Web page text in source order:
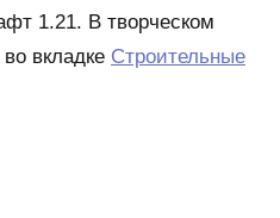
1.21. В творческом
вкладке Строительные